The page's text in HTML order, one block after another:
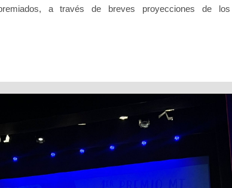
a través de breves proyecciones de